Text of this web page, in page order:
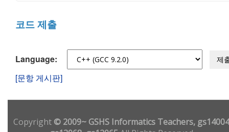
코드 제출
Language: 제
[문항 게시판]
Copyright© 2009~ GSHS Informatics Teachers,